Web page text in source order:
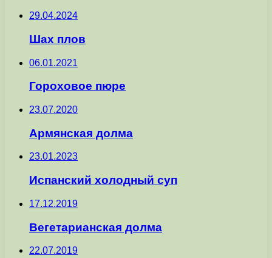
29.04.2024
Шах плов
06.01.2021
Гороховое пюре
23.07.2020
Армянская долма
23.01.2023
Испанский холодный суп
17.12.2019
Вегетарианская долма
22.07.2019